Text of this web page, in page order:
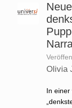
Olivia
In einer